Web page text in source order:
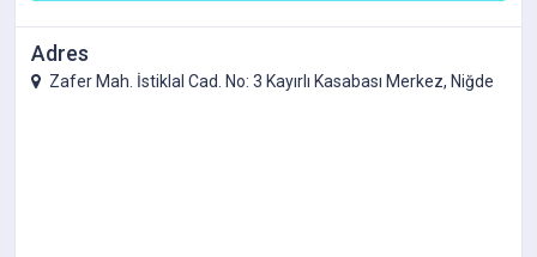
Adres
Zafer Mah. İstiklal Cad. No: 3 Kayırlı Kasabası Merkez, Niğde